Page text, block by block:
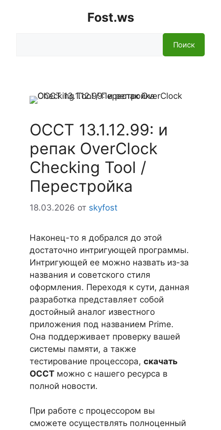
Fost.ws
Поиск
OCCT 13.1.12.99: и
репак OverClock
Checking Tool /
Перестройка
18.03.2026 от skyfost
Наконец-то я добрался до этой
достаточно интригующей программы.
Интригующей ее можно назвать из-за
названия и советского стиля
оформления. Переходя к сути, данная
разработка представляет собой
достойный аналог известного
приложения под названием Prime.
Она поддерживает проверку вашей
системы памяти, а также
тестирование процессора, скачать
OCCT можно с нашего ресурса в
полной новости.
При работе с процессором вы
сможете осуществлять полноценный